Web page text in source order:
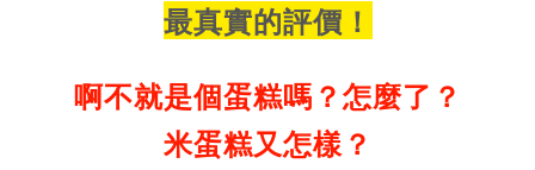
最真實的評價！
啊不就是個蛋糕嗎？怎麼了？
米蛋糕又怎樣？